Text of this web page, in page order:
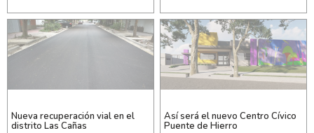
Nueva recuperación vial en el
distrito Las Cañas
Así será el nuevo Centro Cívico
Puente de Hierro